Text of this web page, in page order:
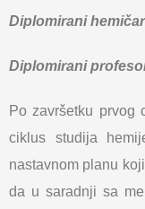
Diplomirani hemičar
Diplomirani
Po završetku
ciklus studija
nastavnom planu
da u saradnji sa